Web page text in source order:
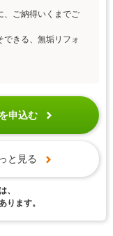
、ご納得いくまでご
できる、無垢リフォ
申込む
と見る
、
ります。